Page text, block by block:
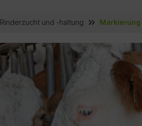
Rinderzucht und -haltung Markierung